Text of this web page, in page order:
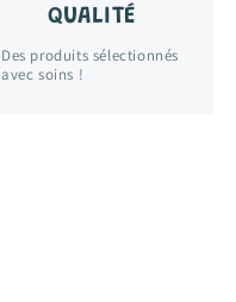
QUALITÉ
Des produits sélectionnés
avec soins !